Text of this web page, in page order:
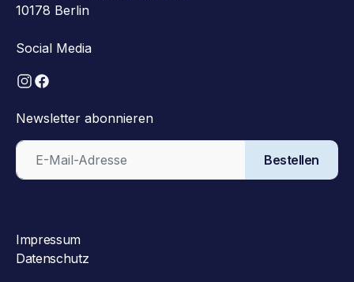
10178 Berlin
Social Media
Newsletter abonnieren
Bestellen
Impressum
Datenschutz